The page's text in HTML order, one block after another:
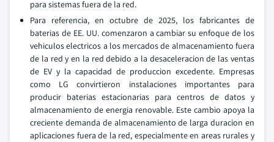
para sistemas fuera de la red.
Para referencia, en octubre de 2025, los fabricantes de
baterias de EE. UU. comenzaron a cambiar su enfoque de los
vehiculos electricos a los mercados de almacenamiento fuera
de la red y en la red debido a la desaceleracion de las ventas
de EV y la capacidad de produccion excedente. Empresas
como LG convirtieron instalaciones importantes para
producir baterias estacionarias para centros de datos y
almacenamiento de energia renovable. Este cambio apoya la
creciente demanda de almacenamiento de larga duracion en
aplicaciones fuera de la red, especialmente en areas rurales y